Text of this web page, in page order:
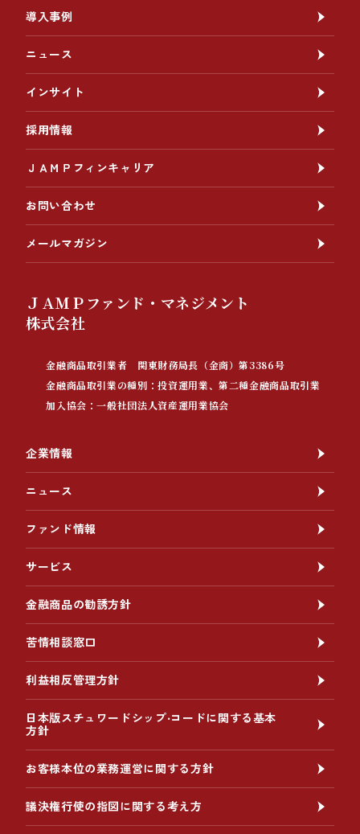
導入事例
ニュース
インサイト
採用情報
ＪＡＭＰフィンキャリア
お問い合わせ
メールマガジン
ＪＡＭＰファンド・マネジメント
株式会社
金融商品取引業者 関東財務局長（金商）第3386号
金融商品取引業の種別：投資運用業、第二種金融商品取引業
加入協会：一般社団法人資産運用業協会
企業情報
ニュース
ファンド情報
サービス
金融商品の勧誘方針
苦情相談窓口
利益相反管理方針
日本版スチュワードシップ‧コードに関する基本
方針
お客様本位の業務運営に関する方針
議決権行使の指図に関する考え方